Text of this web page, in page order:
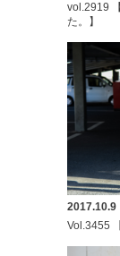
vol.2919
た。】
2017.10.9
Vol.3455